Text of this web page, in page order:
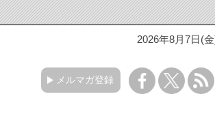
2026年8月7日(
メルマガ登録